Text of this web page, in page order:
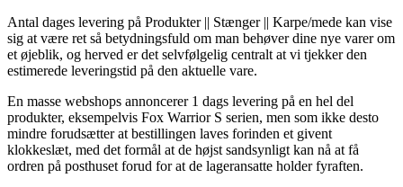
Antal dages levering på Produkter || Stænger || Karpe/mede kan vise
sig at være ret så betydningsfuld om man behøver dine nye varer om
et øjeblik, og herved er det selvfølgelig centralt at vi tjekker den
estimerede leveringstid på den aktuelle vare.
En masse webshops annoncerer 1 dags levering på en hel del
produkter, eksempelvis Fox Warrior S serien, men som ikke desto
mindre forudsætter at bestillingen laves forinden et givent
klokkeslæt, med det formål at de højst sandsynligt kan nå at få
ordren på posthuset forud for at de lageransatte holder fyraften.